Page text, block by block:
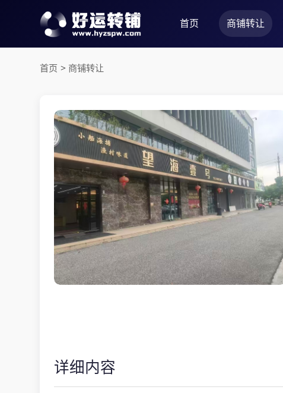
首页 商铺转让
首页 > 商铺转让
详细内容